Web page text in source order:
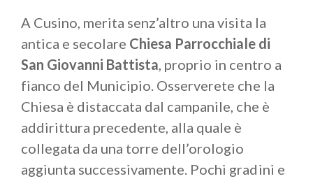
funghi) c’è il Comune diVal Rezzo, che ha più volte
riunificato nei secoli scorsi, così come all’attualità, le
due antiche frazioni di Buggiolo e Seghebbia.
Il Comune, poco più di 150 abitanti, è formato da
due frazioni distinte, dapprima Buggiolo e quindi
Seghebbia. Da segnalare, in particolare, l’ambiente
circostante l’abitato, ed in particolare la lunga
strada sterrata che partendo dalla Provinciale di
A Cusino, merita senz’altro una visita la
antica e secolare Chiesa Parrocchiale di
San Giovanni Battista, proprio in centro a
fianco del Municipio. Osserverete che la
Chiesa è distaccata dal campanile, che è
addirittura precedente, alla quale è
collegata da una torre dell’orologio
aggiunta successivamente. Pochi gradini e